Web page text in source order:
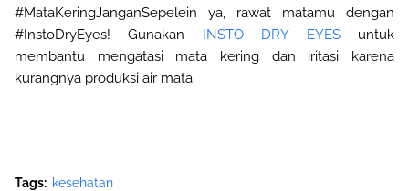
#MataKeringJanganSepelein
ya, rawat matamu dengan
#InstoDryEyes! Gunakan INSTO DRY EYES
untuk
membantu mengatasi mata kering dan iritasi karena
kurangnya produksi air mata.
Tags: kesehatan